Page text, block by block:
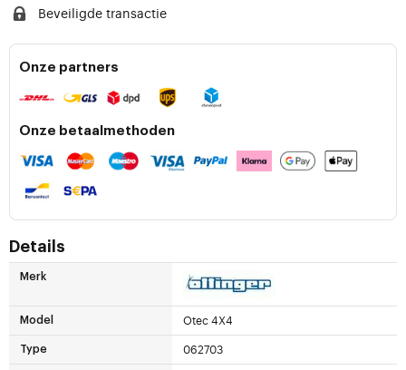
Beveiligde transactie
Onze partners
Onze betaalmethoden
Details
Merk
Model Otec 4X4
Type 062703